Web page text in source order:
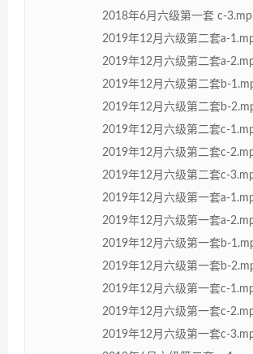
2018年6月六级第一套 c-
2019年12月六级第二套a-
2019年12月六级第二套a-
2019年12月六级第二套b-
2019年12月六级第二套b-
2019年12月六级第二套c-
2019年12月六级第二套c-
2019年12月六级第二套c-
2019年12月六级第一套a-
2019年12月六级第一套a-
2019年12月六级第一套b-
2019年12月六级第一套b-
2019年12月六级第一套c-
2019年12月六级第一套c-
2019年12月六级第一套c-